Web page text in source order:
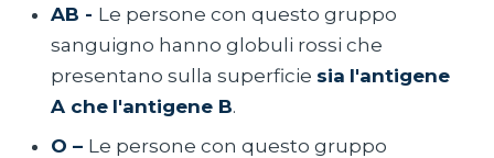
AB - Le persone con questo gruppo
sanguigno hanno globuli rossi che
presentano sulla superficie sia l'antigene
A che l'antigene B.
O – Le persone con questo gruppo